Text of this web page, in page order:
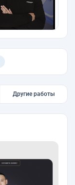
Другие работы